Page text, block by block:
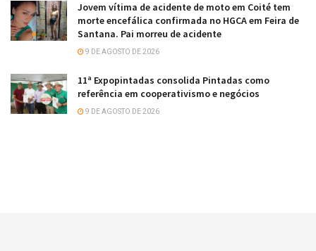
Jovem vítima de acidente de moto em Coité tem
morte encefálica confirmada no HGCA em Feira de
Santana. Pai morreu de acidente
9 DE AGOSTO DE 2026
11ª Expopintadas consolida Pintadas como
referência em cooperativismo e negócios
9 DE AGOSTO DE 2026